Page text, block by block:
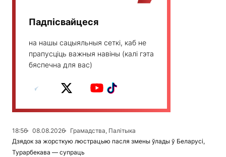
Падпісвайцеся
на нашы сацыяльныя сеткі, каб не
прапусціць важныя навіны (калі гэта
бяспечна для вас)
18:56 08.08.2026
Грамадства, Палітыка
Дзядок за жорсткую люстрацыю пасля змены ўлады ў Беларусі,
Турарбекава — супраць